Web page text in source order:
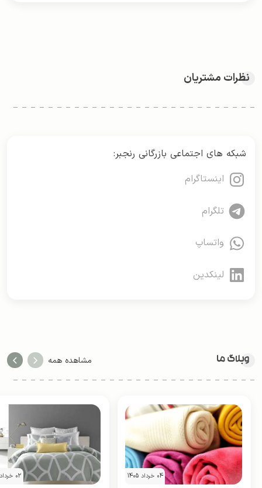
نظرات مشتریان
شبکه های اجتماعی بازرگانی رنجبر:
اینستاگرام
تلگرام
واتساپ
لینکدین
وبلاگ ما مشاهده همه
04 خرداد 1405 02 خرداد 1405